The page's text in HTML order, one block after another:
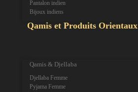
Pantalon indien
Bijoux indiens
Qamis et Produits Orientaux
Qamis & Djellaba
Djellaba Femme
Pyjama Femme